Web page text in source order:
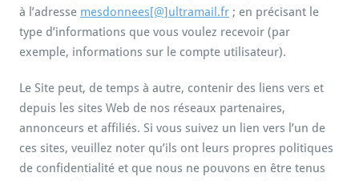
à l’adresse mesdonnees[@]ultramail.fr ; en précisant le
type d’informations que vous voulez recevoir (par
exemple, informations sur le compte utilisateur).
Le Site peut, de temps à autre, contenir des liens vers et
depuis les sites Web de nos réseaux partenaires,
annonceurs et affiliés. Si vous suivez un lien vers l’un de
ces sites, veuillez noter qu’ils ont leurs propres politiques
de confidentialité et que nous ne pouvons en être tenus